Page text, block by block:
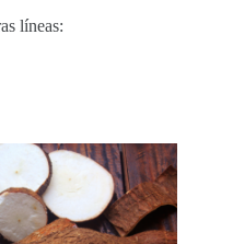
líneas: